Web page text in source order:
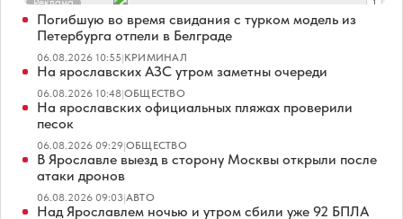
Погибшую во время свидания с турком модель из
Петербурга отпели в Белграде
06.08.2026 10:55|КРИМИНАЛ
На ярославских АЗС утром заметны очереди
06.08.2026 10:48|ОБЩЕСТВО
На ярославских официальных пляжах проверили
песок
06.08.2026 09:29|ОБЩЕСТВО
В Ярославле выезд в сторону Москвы открыли после
атаки дронов
06.08.2026 09:03|АВТО
Над Ярославлем ночью и утром сбили уже 92 БПЛА